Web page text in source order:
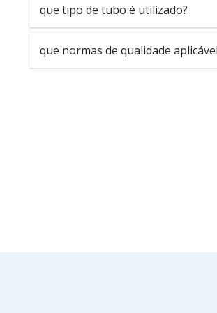
que tipo de tubo é utilizado?
que normas de qualidade